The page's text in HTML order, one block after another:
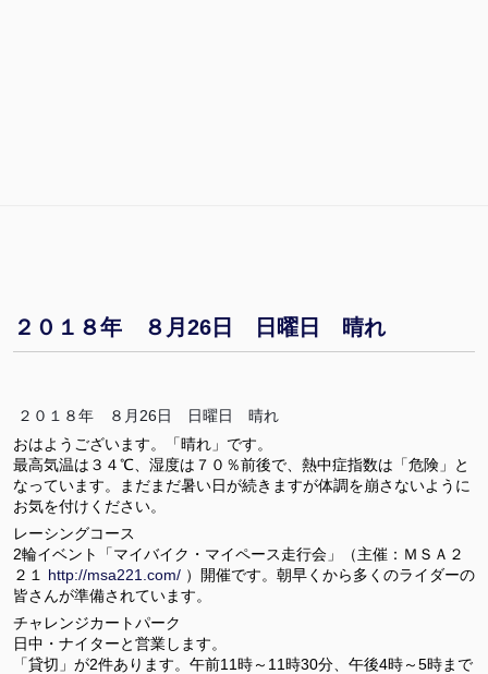
２０１８年 ８月26日 日曜日 晴れ
２０１８年 ８月26日 日曜日 晴れ
おはようございます。「晴れ」です。
最高気温は３４℃、湿度は７０％前後で、熱中症指数は「危険」と
なっています。まだまだ暑い日が続きますが体調を崩さないように
お気を付けください。
レーシングコース
2輪イベント「マイバイク・マイペース走行会」（主催：ＭＳＡ２
２１ http://msa221.com/ ）開催です。朝早くから多くのライダーの
皆さんが準備されています。
チャレンジカートパーク
日中・ナイターと営業します。
「貸切」が2件あります。午前11時～11時30分、午後4時～5時まで